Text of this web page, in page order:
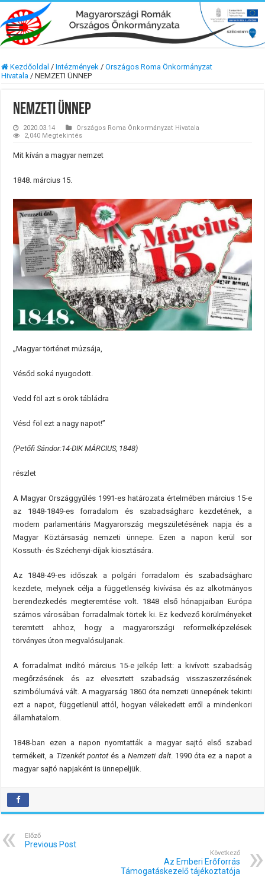
Kezdőoldal / Intézmények / Országos Roma Önkormányzat
Hivatala / NEMZETI ÜNNEP
NEMZETI ÜNNEP
2020.03.14
Országos Roma Önkormányzat Hivatala
2,040 Megtekintés
Mit kíván a magyar nemzet
1848. március 15.
„Magyar történet múzsája,
Vésőd soká nyugodott.
Vedd föl azt s örök tábládra
Vésd föl ezt a nagy napot!”
(Petőfi Sándor:14-DIK MÁRCIUS, 1848)
részlet
A Magyar Országgyűlés 1991-es határozata értelmében március 15-e
az 1848-1849-es forradalom és szabadságharc kezdetének, a
modern parlamentáris Magyarország megszületésének napja és a
Magyar Köztársaság nemzeti ünnepe. Ezen a napon kerül sor
Kossuth- és Széchenyi-díjak kiosztására.
Az 1848-49-es időszak a polgári forradalom és szabadságharc
kezdete, melynek célja a függetlenség kivívása és az alkotmányos
berendezkedés megteremtése volt. 1848 első hónapjaiban Európa
számos városában forradalmak törtek ki. Ez kedvező körülményeket
teremtett ahhoz, hogy a magyarországi reformelképzelések
törvényes úton megvalósuljanak.
A forradalmat indító március 15-e jelkép lett: a kivívott szabadság
megőrzésének és az elvesztett szabadság visszaszerzésének
szimbólumává vált. A magyarság 1860 óta nemzeti ünnepének tekinti
ezt a napot, függetlenül attól, hogyan vélekedett erről a mindenkori
államhatalom.
1848-ban ezen a napon nyomtatták a magyar sajtó első szabad
termékeit, a Tizenkét pontotés aNemzeti dalt. 1990 óta ez a napot a
magyar sajtó napjaként is ünnepeljük.
Előző
Previous Post
Következő
Az Emberi Erőforrás
Támogatáskezelő tájékoztatója